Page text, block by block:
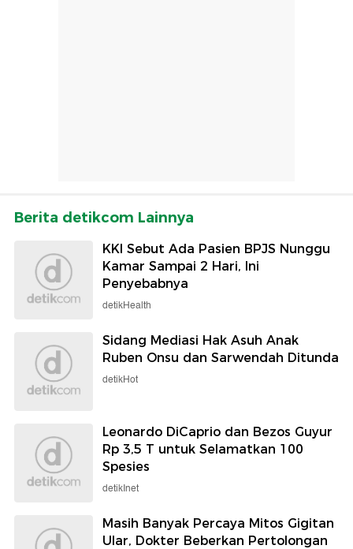
Berita detikcom Lainnya
KKI Sebut Ada Pasien BPJS Nunggu
Kamar Sampai 2 Hari, Ini
Penyebabnya
detikHealth
Sidang Mediasi Hak Asuh Anak
Ruben Onsu dan Sarwendah Ditunda
detikHot
Leonardo DiCaprio dan Bezos Guyur
Rp 3,5 T untuk Selamatkan 100
Spesies
detikInet
Masih Banyak Percaya Mitos Gigitan
Ular, Dokter Beberkan Pertolongan